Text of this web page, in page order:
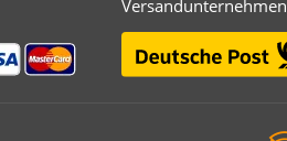
Versandunternehmen